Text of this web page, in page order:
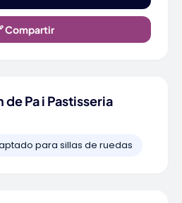
Compartir
Pa i Pastisseria
para sillas de ruedas